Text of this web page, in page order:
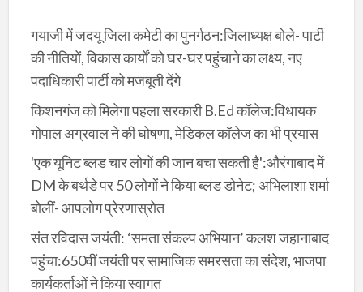
गयाजी में जदयू जिला कमेटी का पुनर्गठन:जिलाध्यक्ष बोले- पार्टी
की नीतियों, विकास कार्यों को घर-घर पहुंचाने का लक्ष्य, नए
पदाधिकारी पार्टी को मजबूती देंगे
किशनगंज को मिलेगा पहला सरकारी B.Ed कॉलेज:विधायक
गोपाल अग्रवाल ने की घोषणा, मेडिकल कॉलेज का भी प्रयास
'एक यूनिट ब्लड चार लोगों की जान बचा सकती है':औरंगाबाद में
DM के बर्थडे पर 50 लोगों ने किया ब्लड डोनेट; अभिलाशा शर्मा
बोलीं- आपलोग प्रेरणास्रोत
संत रविदास जयंती: ‘समता संकल्प अभियान’ कलश जहानाबाद
पहुंचा:650वीं जयंती पर सामाजिक समरसता का संदेश, भाजपा
कार्यकर्ताओं ने किया स्वागत